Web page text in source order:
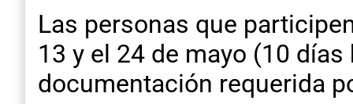
Las personas que
13 y el 24 de mayo (10
documentación requerida